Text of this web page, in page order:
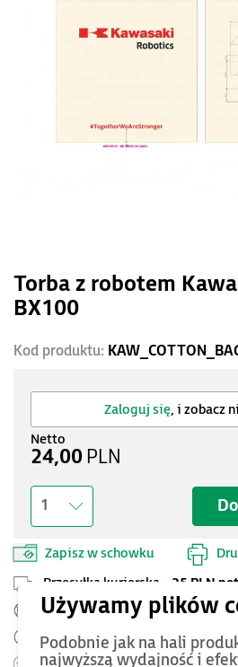
Torba z robotem
BX100
Kod produktu:
Zaloguj się, i zobacz
1
Zapisz w schowku
24,00 PLN
Przesyłka kurierska - 25 PLN
Pomoc Techniczna ASTOR
Zamów przed 12:00 - dostawa
Podobnie jak na hali
najwyższą wydajność i